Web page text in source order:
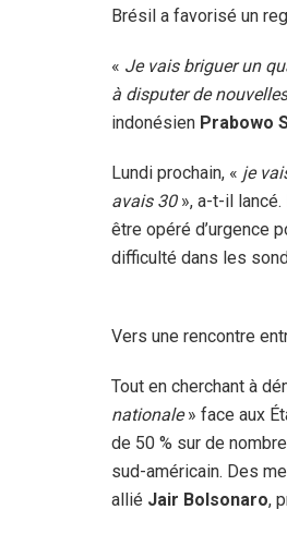
Brésil a favorisé un
« Je vais briguer un
à disputer de
indonésien Prabowo
Lundi prochain, « je
avais 30 », a-t-il
être opéré d’urgence
difficulté dans les
Vers une rencontre
Tout en cherchant à
nationale» face aux
de 50 % sur de
sud-américain. Des
allié Jair Bolsonaro,